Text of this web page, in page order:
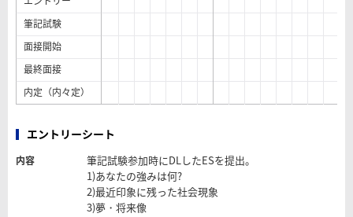
筆記試験
面接開始
最終面接
内定（内々定）
エントリーシート
内容
筆記試験参加時にDLしたESを提出。
1)あなたの強みは何?
2)最近印象に残った社会現象
3)夢・将来像